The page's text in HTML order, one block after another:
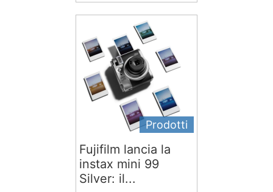
Prodotti
Fujifilm lancia la
instax mini 99
Silver: il...